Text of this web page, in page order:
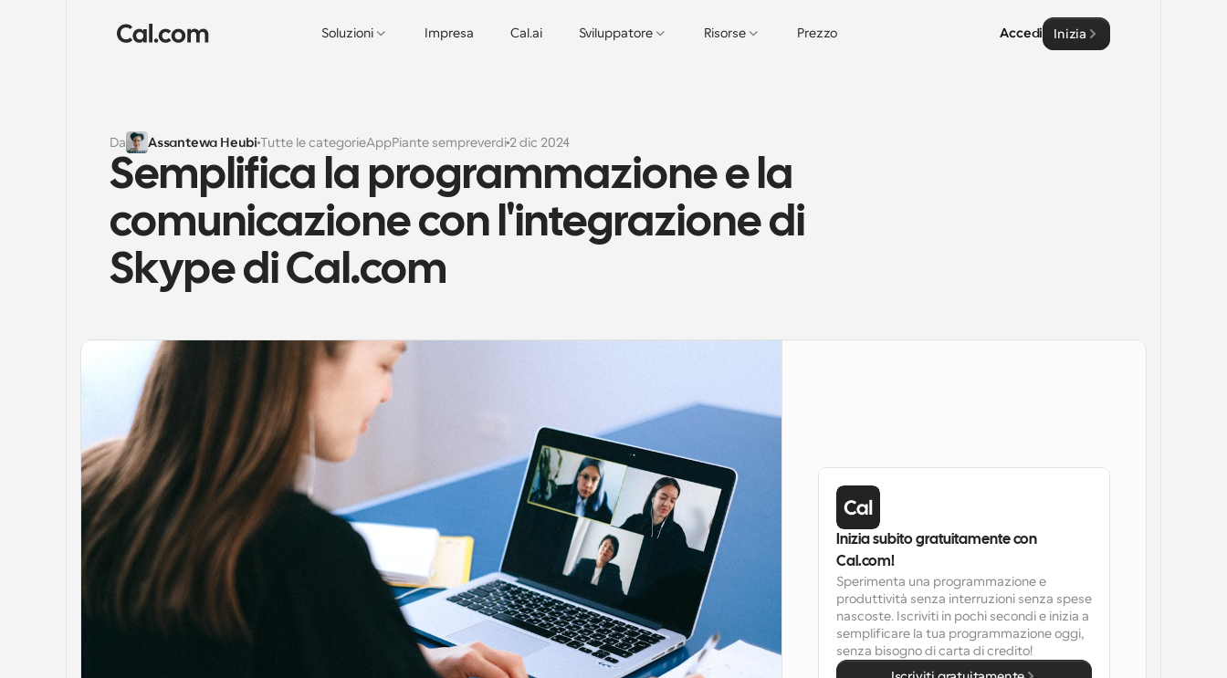
Soluzioni Impresa Cal.ai Sviluppatore Risorse Prezzo Accedi Inizia
Da Assantewa Heubi Tutte le categorieAppPiante sempreverdi 2 dic 2024
Semplifica la programmazione e la
comunicazione con l'integrazione di
Skype di Cal.com
Inizia subito gratuitamente con
Cal.com!
Sperimenta una programmazione e
produttività senza interruzioni senza spese
nascoste. Iscriviti in pochi secondi e inizia a
semplificare la tua programmazione oggi,
senza bisogno di carta di credito!